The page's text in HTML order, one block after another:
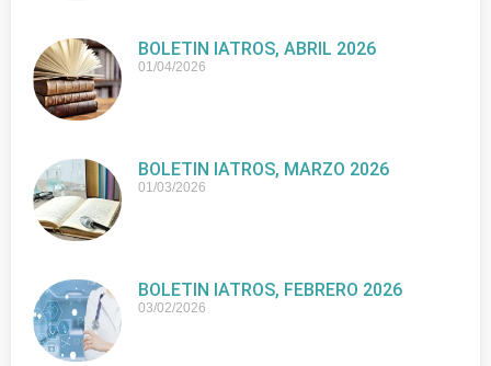
BOLETIN IATROS, ABRIL 2026
01/04/2026
BOLETIN IATROS, MARZO 2026
01/03/2026
BOLETIN IATROS, FEBRERO 2026
03/02/2026